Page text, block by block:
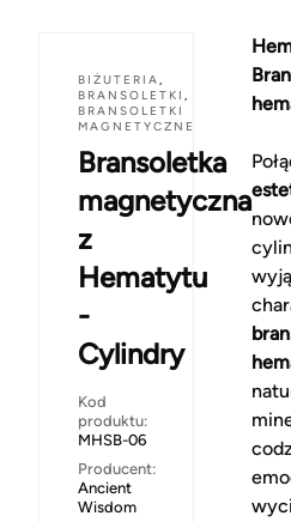
BIŻUTERIA,
BRANSOLETKI ,
BRANSOLETKI
MAGNETYCZNE
Bransoletka
magnetyczna
z
Hematytu
-
Cylindry
Kod
produktu:
MHSB-06
Producent:
Ancient
Wisdom